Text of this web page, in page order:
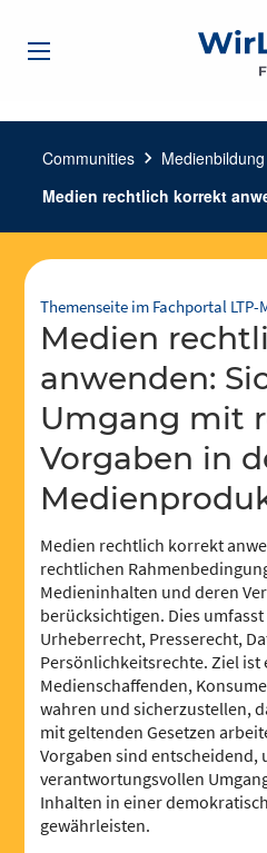
Communities chevron_right Medienbildung
Medien rechtlich korrekt
Themenseite im Fachportal
Medien rechtlich
anwenden:
Umgang mit
Vorgaben in
Medien rechtlich korrekt
rechtlichen
Medieninhalten und deren
berücksichtigen. Dies
Urheberrecht, Presserecht,
Persönlichkeitsrechte. Ziel ist
Medienschaffenden,
wahren und sicherzustellen,
mit geltenden Gesetzen
Vorgaben sind entscheidend,
verantwortungsvollen
Inhalten in einer
gewährleisten.